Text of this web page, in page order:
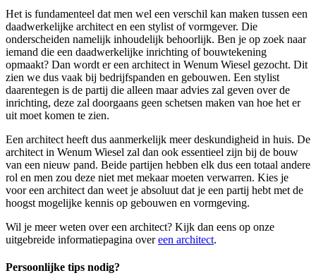
Het is fundamenteel dat men wel een verschil kan maken tussen een
daadwerkelijke architect en een stylist of vormgever. Die
onderscheiden namelijk inhoudelijk behoorlijk. Ben je op zoek naar
iemand die een daadwerkelijke inrichting of bouwtekening
opmaakt? Dan wordt er een architect in Wenum Wiesel gezocht. Dit
zien we dus vaak bij bedrijfspanden en gebouwen. Een stylist
daarentegen is de partij die alleen maar advies zal geven over de
inrichting, deze zal doorgaans geen schetsen maken van hoe het er
uit moet komen te zien.
Een architect heeft dus aanmerkelijk meer deskundigheid in huis. De
architect in Wenum Wiesel zal dan ook essentieel zijn bij de bouw
van een nieuw pand. Beide partijen hebben elk dus een totaal andere
rol en men zou deze niet met mekaar moeten verwarren. Kies je
voor een architect dan weet je absoluut dat je een partij hebt met de
hoogst mogelijke kennis op gebouwen en vormgeving.
Wil je meer weten over een architect? Kijk dan eens op onze
uitgebreide informatiepagina overeen architect.
Persoonlijke tips nodig?